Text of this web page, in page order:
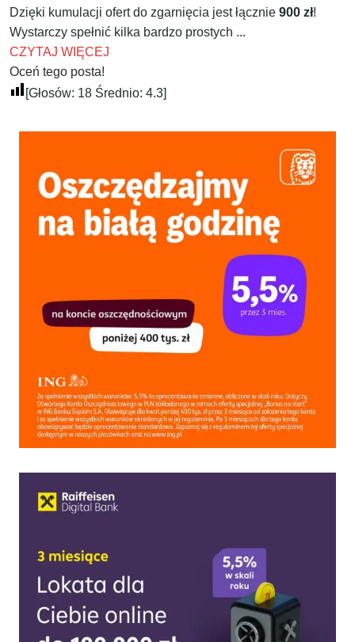
Dzięki kumulacji ofert do zgarnięcia jest łącznie900 zł!
Wystarczy spełnić kilka bardzo prostych ...
CZYTAJ WIĘCEJ
Oceń tego posta!
[Głosów: 18 Średnio:4.3]